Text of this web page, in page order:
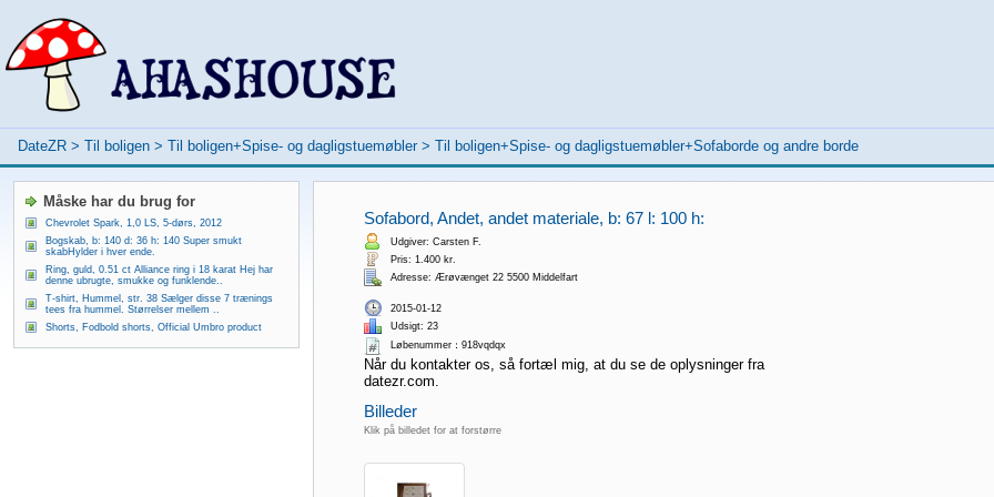
DateZR > Til boligen > Til boligen+Spise- og dagligstuemøbler > Til boligen+Spise- og dagligstuemøbler+Sofaborde og andre borde
Sofabord, Andet, andet materiale, b: 67 l: 100 h:
Udgiver: Carsten F.
Pris: 1.400 kr.
Adresse: Ærøvænget 22 5500 Middelfart
2015-01-12
Udsigt: 23
Løbenummer：918vqdqx
Når du kontakter os, så fortæl mig, at du se de oplysninger fra
datezr.com.
Billeder
Klik på billedet for at forstørre
Måske har du brug for
Chevrolet Spark, 1,0 LS, 5-dørs, 2012
Bogskab, b: 140 d: 36 h: 140 Super smukt
skabHylder i hver ende.
Ring, guld, 0.51 ct Alliance ring i 18 karat Hej har
denne ubrugte, smukke og funklende..
T-shirt, Hummel, str. 38 Sælger disse 7 trænings
tees fra hummel. Størrelser mellem ..
Shorts, Fodbold shorts, Official Umbro product